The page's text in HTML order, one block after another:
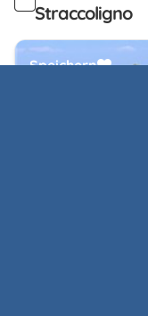
Straccoligno
Speichern